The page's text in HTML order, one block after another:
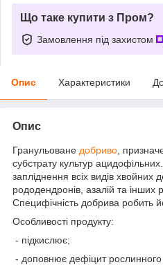
Що таке купити з Пром?
Замовлення під захистом
Опис Характеристики
Опис
Гранульоване добриво ,
субстрату культур
запліднення всіх видів хвойних
рододендронів, азалій та інших
Специфічність добрива робить
Особливості продукту:
- підкислює;
- доповнює дефіцит рослинного